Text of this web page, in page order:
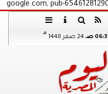
google.com, pub-
صـ 24 صفر 1448
هـ